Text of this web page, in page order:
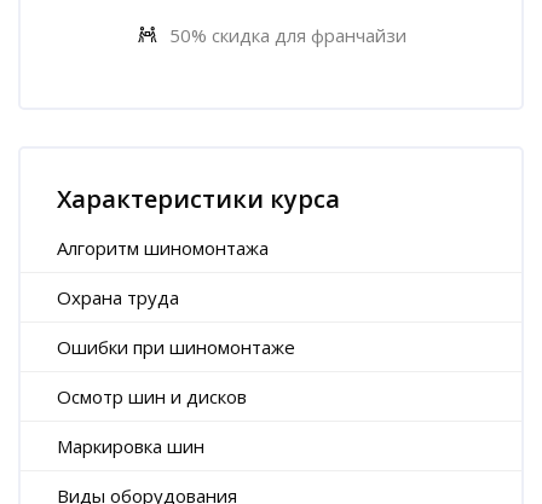
50% скидка для франчайзи
Характеристики курса
Алгоритм шиномонтажа
Охрана труда
Ошибки при шиномонтаже
Осмотр шин и дисков
Маркировка шин
Виды оборудования